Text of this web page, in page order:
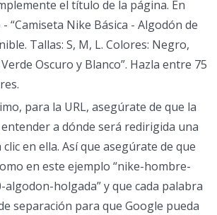
el título de la página. En
“Camiseta Nike Básica - Algodón de
Tallas: S, M, L. Colores: Negro,
Oscuro y Blanco”. Hazla entre 75
para la URL, asegúrate de que la
a dónde será redirigida una
en ella. Así que asegúrate de que
en este ejemplo “nike-hombre-
algodon-holgada” y que cada palabra
separación para que Google pueda